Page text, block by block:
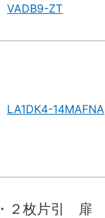
VADB9-ZT
LA1DK4-14MAFNA
２枚片引 扉